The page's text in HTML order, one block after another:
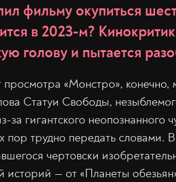
фильму окупиться
в 2023-м?
голову и пытается
«Монстро»,
Статуи Свободы,
за гигантского
пор трудно передать словами.
чертовски
— от «Планеты